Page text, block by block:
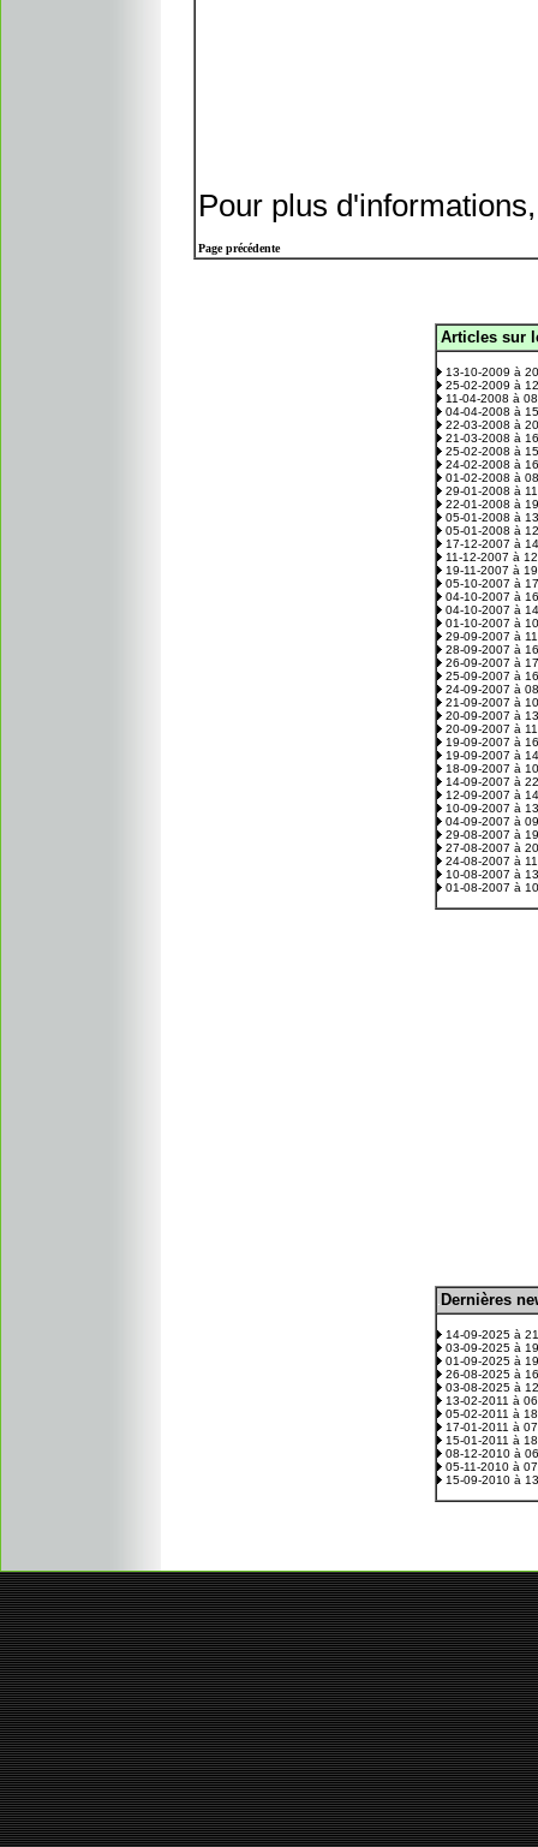
Pour plus
Page précédente
Articles sur
13-10-2009 à
25-02-2009 à
11-04-2008 à
04-04-2008 à
22-03-2008 à
21-03-2008 à
25-02-2008 à
24-02-2008 à
01-02-2008 à
29-01-2008 à
22-01-2008 à
05-01-2008 à
05-01-2008 à
17-12-2007 à
11-12-2007 à
19-11-2007 à
05-10-2007 à
04-10-2007 à
04-10-2007 à
01-10-2007 à
29-09-2007 à
28-09-2007 à
26-09-2007 à
25-09-2007 à
24-09-2007 à
21-09-2007 à
20-09-2007 à
20-09-2007 à
19-09-2007 à
19-09-2007 à
18-09-2007 à
14-09-2007 à
12-09-2007 à
10-09-2007 à
04-09-2007 à
29-08-2007 à
27-08-2007 à
24-08-2007 à
10-08-2007 à
01-08-2007 à
Dernières
14-09-2025 à
03-09-2025 à
01-09-2025 à
26-08-2025 à
03-08-2025 à
13-02-2011 à
05-02-2011 à
17-01-2011 à
15-01-2011 à
08-12-2010 à
05-11-2010 à
15-09-2010 à